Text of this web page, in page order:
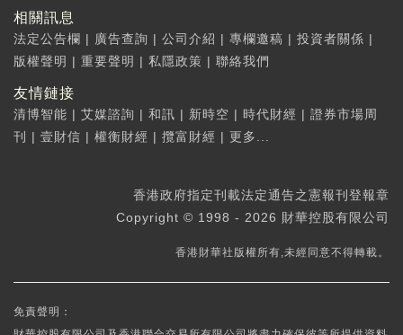
相關訊息
法定公告欄 | 廣告查詢 | 公司介紹 | 專欄邀稿 | 投資者關係 |
版權聲明 | 重要聲明 | 私隱政策 | 聯絡我們
友情鏈接
清博智能 | 艾媒諮詢 | 和訊 | 新時空 | 時代財經 | 證券市場周
刊
| 壹財信 | 權衡財經 | 攬富財經 | 更多...
香港政府指定刊載法定通告之憲報刊登報章
Copyright © 1998 - 2026 財華控股有限公司
香港財華社版權所有,未經同意不得轉載。
免責聲明：